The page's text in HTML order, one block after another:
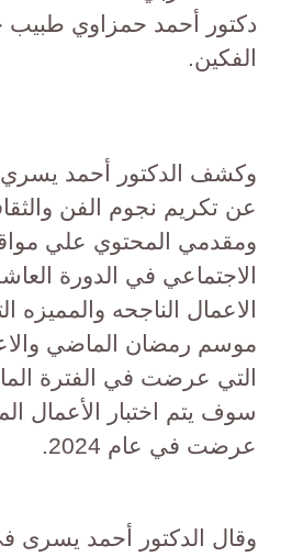
دكتور أحمد حمزاوي طبيب
الفكين.
وكشف الدكتور أحمد
عن تكريم نجوم الفن
ومقدمي المحتوي علي
الاجتماعي في الدورة
الاعمال الناجحه
موسم رمضان الماضي
التي عرضت في الفترة
سوف يتم اختبار الأعمال
عرضت في عام 2024.
وقال الدكتور أحمد يسرى